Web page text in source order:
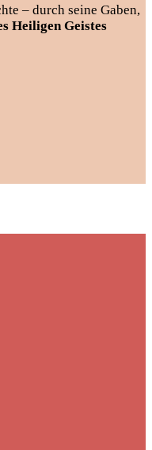
– durch seine Gaben,
Heiligen Geistes